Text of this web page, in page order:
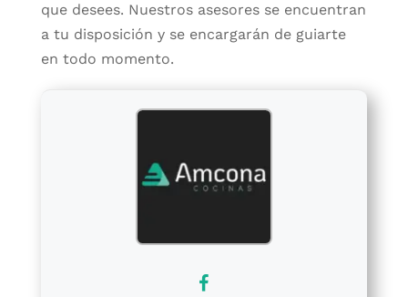
que desees. Nuestros asesores se encuentran
a tu disposición y se encargarán de guiarte
en todo momento.